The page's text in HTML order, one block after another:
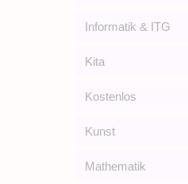
Informatik & ITG
Kita
Kostenlos
Kunst
Mathematik